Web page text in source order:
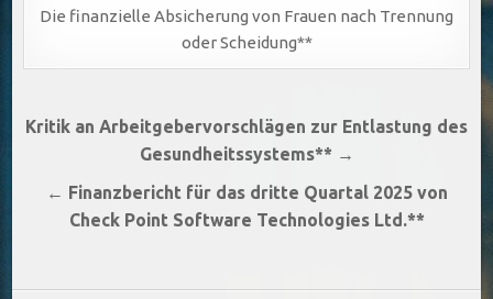
Die finanzielle Absicherung von Frauen nach Trennung
oder Scheidung**
Beitragsnavigation
Kritik an Arbeitgebervorschlägen zur Entlastung des
Gesundheitssystems** →
← Finanzbericht für das dritte Quartal 2025 von
Check Point Software Technologies Ltd.**